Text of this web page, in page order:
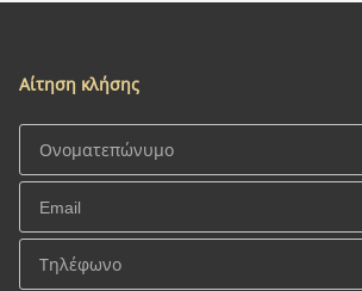
Αίτηση κλήσης